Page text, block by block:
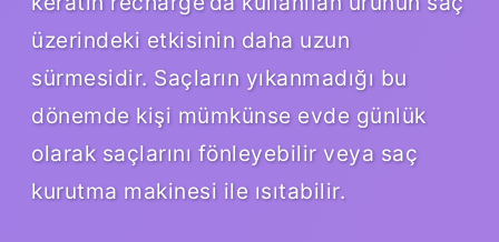
üzerindeki etkisinin daha uzun
sürmesidir. Saçların yıkanmadığı bu
dönemde kişi mümkünse evde günlük
olarak saçlarını fönleyebilir veya saç
kurutma makinesi ile ısıtabilir.